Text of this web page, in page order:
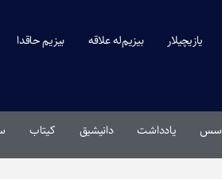
یازیچیلار بیزیم‌له علاقه بیزیم حاقدا
سس یادداشت دانیشیق کیتاب